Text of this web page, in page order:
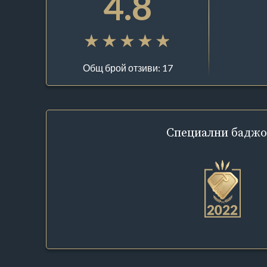
Общ брой отзиви: 17
Специални